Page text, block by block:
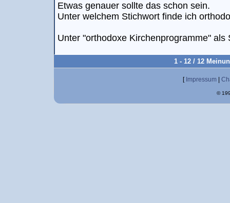
Etwas genauer sollte das schon sein.
Unter welchem Stichwort finde ich
Unter "orthodoxe Kirchenprogramme" als
1 - 12 / 12
[ Impressum
©